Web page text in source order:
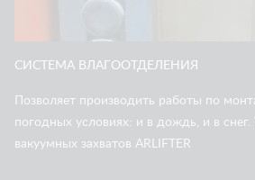
СИСТЕМА ВЛАГООТДЕЛЕНИЯ
Позволяет производить работы по
погодных условиях: и в дождь, и в снег.
вакуумных захватов ARLIFTER